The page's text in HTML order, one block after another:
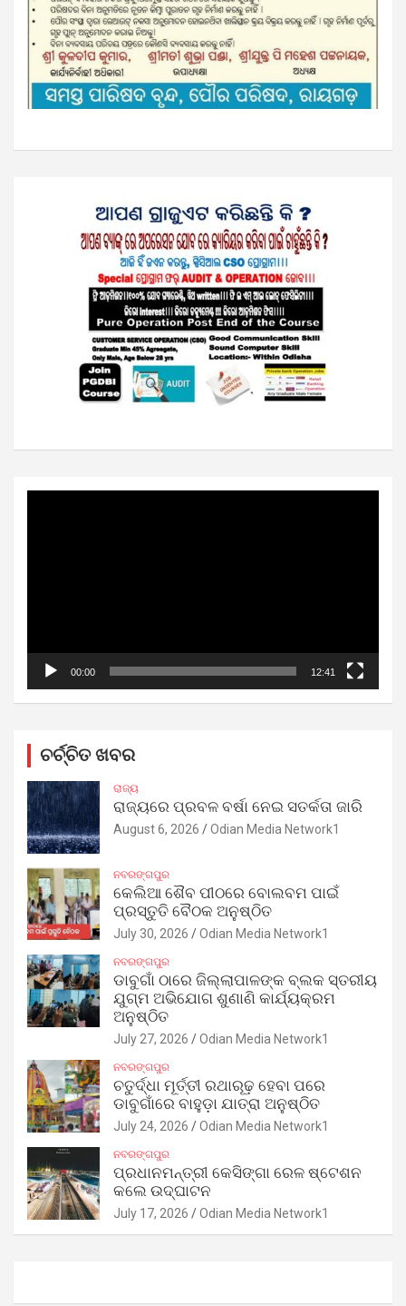
00:00 12:41
ଚର୍ଚ୍ଚିତ ଖବର
ରାଜ୍ୟ
ରାଜ୍ୟରେ ପ୍ରବଳ ବର୍ଷା ନେଇ ସତର୍କତା ଜାରି
August 6, 2026 Odian Media Network1
ନବରଙ୍ଗପୁର
କେଲିଆ ଶୈବ ପୀଠରେ ବୋଲବମ ପାଇଁ
ପ୍ରସ୍ତୁତି ବୈଠକ ଅନୁଷ୍ଠିତ
July 30, 2026 Odian Media Network1
ନବରଙ୍ଗପୁର
ଡାବୁଗାଁ ଠାରେ ଜିଲ୍ଲାପାଳଙ୍କ ବ୍ଲକ ସ୍ତରୀୟ
ଯୁଗ୍ମ ଅଭିଯୋଗ ଶୁଣାଣି କାର୍ଯ୍ୟକ୍ରମ
ଅନୁଷ୍ଠିତ
July 27, 2026 Odian Media Network1
ନବରଙ୍ଗପୁର
ଚତୁର୍ଦ୍ଧା ମୂର୍ତ୍ତୀ ରଥାରୂଢ଼ ହେବା ପରେ
ଡାବୁଗାଁରେ ବାହୁଡ଼ା ଯାତ୍ରା ଅନୁଷ୍ଠିତ
July 24, 2026 Odian Media Network1
ନବରଙ୍ଗପୁର
ପ୍ରଧାନମନ୍ତ୍ରୀ କେସିଙ୍ଗା ରେଳ ଷ୍ଟେଶନ
କଲେ ଉଦ୍‌ଘାଟନ
July 17, 2026 Odian Media Network1